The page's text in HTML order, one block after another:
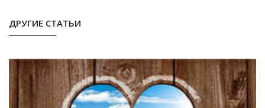
ДРУГИЕ СТАТЬИ